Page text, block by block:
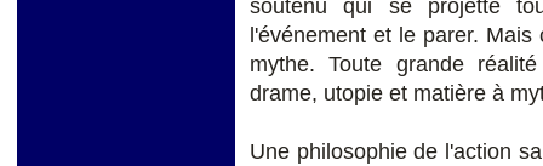
soutenu qui se projette
l'événement et le parer.
mythe. Toute grande
drame, utopie et matière à
Une philosophie de l'action